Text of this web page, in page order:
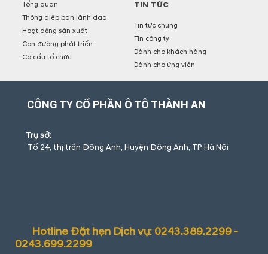
Tổng quan
Thông điệp ban lãnh đạo
Hoạt động sản xuất
Con đường phát triển
Cơ cấu tổ chức
TIN TỨC
Tin tức chung
Tin công ty
Dành cho khách hàng
Dành cho ứng viên
CÔNG TY CỔ PHẦN Ô TÔ THÀNH AN
Trụ sở:
Tổ 24, thị trấn Đông Anh, Huyện Đông Anh, TP Hà Nội
Hotline Đặt hẹn Dịch vụ: 0243.389.2299 -
0243.699.2299